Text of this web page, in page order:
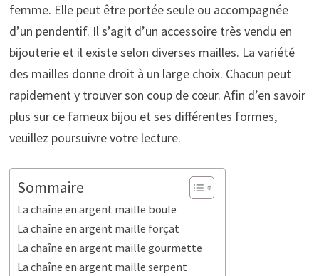
femme. Elle peut être portée seule ou accompagnée
d’un pendentif. Il s’agit d’un accessoire très vendu en
bijouterie et il existe selon diverses mailles. La variété
des mailles donne droit à un large choix. Chacun peut
rapidement y trouver son coup de cœur. Afin d’en savoir
plus sur ce fameux bijou et ses différentes formes,
veuillez poursuivre votre lecture.
Sommaire
La chaîne en argent maille boule
La chaîne en argent maille forçat
La chaîne en argent maille gourmette
La chaîne en argent maille serpent